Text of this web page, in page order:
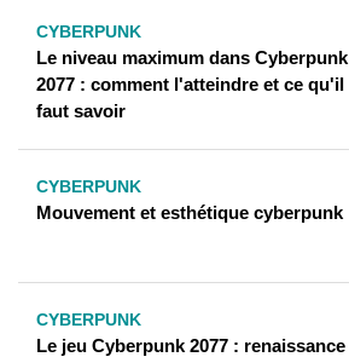
CYBERPUNK
Le niveau maximum dans Cyberpunk
2077 : comment l'atteindre et ce qu'il
faut savoir
CYBERPUNK
Mouvement et esthétique cyberpunk
CYBERPUNK
Le jeu Cyberpunk 2077 : renaissance